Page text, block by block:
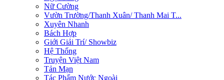
Nữ Cường
Vườn Trường/Thanh Xuân/ Thanh Mai T...
Xuyên Nhanh
Bách Hợp
Giới Giải Trí/ Showbiz
Hệ Thống
Truyện Việt Nam
Tản Mạn
Tác Phẩm Nước Ngoài